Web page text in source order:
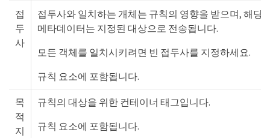
접
두
사
접두사와 일치하는 개체는 규칙의 영향을 받으며, 해당
메타데이터는 지정된 대상으로 전송됩니다.
모든 객체를 일치시키려면 빈 접두사를 지정하세요.
규칙 요소에 포함됩니다.
목
적
지
규칙의 대상을 위한 컨테이너 태그입니다.
규칙 요소에 포함됩니다.